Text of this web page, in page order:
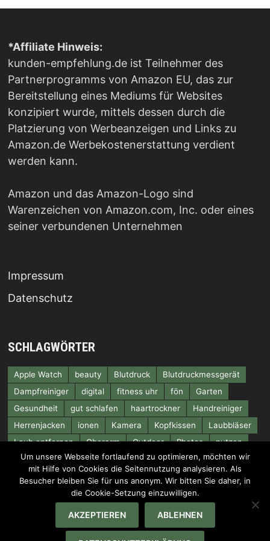
*Affiliate Hinweis:
kunden-empfehlung.de ist Teilnehmer des
Partnerprogramms von Amazon EU, das zur
Bereitstellung eines Mediums für Websites
konzipiert wurde, mittels dessen durch die
Platzierung von Werbeanzeigen und Links zu
Amazon.de Werbekostenerstattung verdient
werden kann.
Amazon und das Amazon-Logo sind
Warenzeichen von Amazon.com, Inc. oder eines
seiner verbundenen Unternehmen
Impressum
Datenschutz
SCHLAGWÖRTER
Apple Watch beauty Blutdruck
Blutdruckmessgerät
Dampfreiniger
digital fitness uhr fön
Garten
Gesundheit
gut schlafen haartrockner
Handreiniger
Herrenjacken
ionen Kamera Kopfkissen
Laubbläser
Laub entfernen
Oberarm Outdoor Photos
putzen
Rucksack
smartwatch Systemkamera
Tragekomfort
Videos
wandern wasserdicht
Copyright © 2024 kunden-empfehlung.de - Mit Stolz
Um unsere Webseite fortlaufend zu optimieren, möchten wir
mit Hilfe von Cookies die Seitennutzung analysieren. Als
Besucher bleiben Sie für uns anonym. Wir bitten Sie daher, in
die Cookie-Setzung einzuwilligen.
AKZEPTIEREN ABLEHNEN